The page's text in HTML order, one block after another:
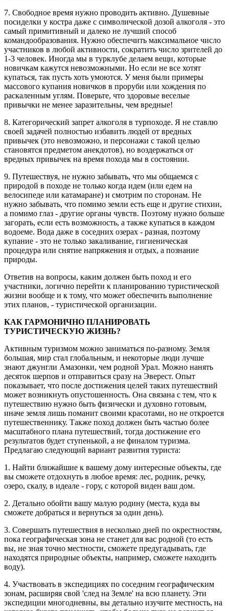
7. Свободное время нужно проводить активно. Душевные
посиделки у костра даже с символической дозой алкоголя - это
самый примитивный и далеко не лучший способ
командообразования. Нужно обеспечить максимальное число
участников в любой активности, сократить число зрителей до
1-3 человек. Иногда мы в турклубе делаем вещи, которые
новичкам кажутся невозможными. Но если не все хотят
купаться, так пусть хоть умоются. У меня были примеры
массового купания новичков в проруби или хождения по
раскаленным углям. Поверьте, что здоровые веселые
привычки не менее заразительны, чем вредные!
8. Категорический запрет алкоголя в турпоходе. Я не ставлю
своей задачей полностью избавить людей от вредных
привычек (это невозможно, и персонажи с такой целью
становятся предметом анекдотов), но воздержаться от
вредных привычек на время похода мы в состоянии.
9. Путешествуя, не нужно забывать, что мы общаемся с
природой в походе не только когда идем (или едем на
велосипеде или катамаране) и смотрим по сторонам. Не
нужно забывать, что помимо земли есть еще и другие стихии,
а помимо глаз - другие органы чувств. Поэтому нужно больше
загорать, если есть возможность, а также купаться в каждом
водоеме. Вода даже в соседних озерах - разная, поэтому
купание - это не только закаливание, гигиеническая
процедура или снятие напряжения и отдых, а познание
природы.
Ответив на вопросы, каким должен быть поход и его
участники, логично перейти к планированию туристической
жизни вообще и к тому, что может обеспечить выполнение
этих планов, - туристической организации.
КАК ГАРМОНИЧНО ПЛАНИРОВАТЬ
ТУРИСТИЧЕСКУЮ ЖИЗНЬ?
Активным туризмом можно заниматься по-разному. Земля
большая, мир стал глобальным, и некоторые люди лучше
знают джунгли Амазонки, чем родной Урал. Можно нанять
десяток шерпов и отправиться сразу на Эверест. Опыт
показывает, что после достижения целей таких путешествий
может возникнуть опустошенность. Она связана с тем, что к
путешествию нужно быть физически и духовно готовым,
иначе земля лишь поманит своими красотами, но не откроется
путешественнику. Также поход должен быть частью более
масштабного плана путешествий, тогда достижение его
результатов будет ступенькой, а не финалом туризма.
Предлагаю следующий вариант развития туриста:
1. Найти ближайшие к вашему дому интересные объекты, где
вы сможете отдохнуть в любое время: лес, родник, речку,
озеро, скалу, в идеале - гору, с которой виден ваш дом.
2. Детально обойти вашу малую родину (места, куда вы
сможете добраться и вернуться за один день).
3. Совершать путешествия в несколько дней по окрестностям,
пока географическая зона не станет для вас родной (то есть
вы, не зная точно местности, сможете предугадывать, где
находятся природные объекты, например, сможете находить
воду).
4. Участвовать в экспедициях по соседним географическим
зонам, расширяя свой 'след на Земле' на всю планету. Эти
экспедиции многодневны, вы детально изучите местность, на